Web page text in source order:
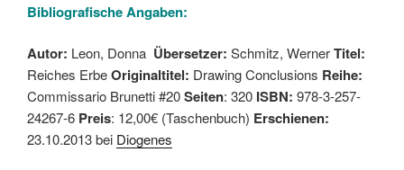
Bibliografische Angaben:
Autor: Leon, Donna Übersetzer: Schmitz, WernerTitel:
Reiches ErbeOriginaltitel: Drawing Conclusions Reihe:
Commissario Brunetti #20Seiten: 320 ISBN: 978-3-257-
24267-6 Preis: 12,00€ (Taschenbuch) Erschienen:
23.10.2013 bei Diogenes